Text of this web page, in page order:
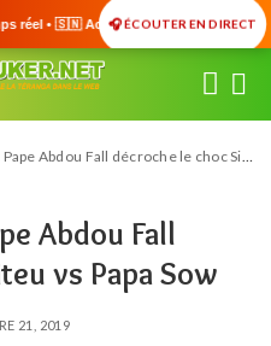
• 🌍 Actualités Internationales
🎧 ÉCOUTER EN DIRECT
Fall décroche le choc Siteu vs Papa Sow
Abdou Fall
vs Papa Sow
21, 2019